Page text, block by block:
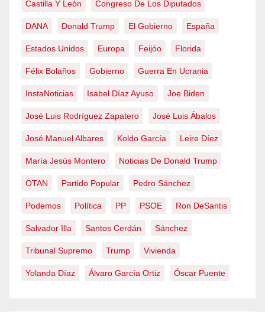
Castilla Y León Congreso De Los Diputados
DANA Donald Trump El Gobierno España
Estados Unidos Europa Feijóo Florida
Félix Bolaños Gobierno Guerra En Ucrania
InstaNoticias Isabel Díaz Ayuso Joe Biden
José Luis Rodríguez Zapatero José Luis Ábalos
José Manuel Albares Koldo García Leire Díez
María Jesús Montero Noticias De Donald Trump
OTAN Partido Popular Pedro Sánchez
Podemos Política PP PSOE Ron DeSantis
Salvador Illa Santos Cerdán Sánchez
Tribunal Supremo Trump Vivienda
Yolanda Díaz Álvaro García Ortiz Óscar Puente